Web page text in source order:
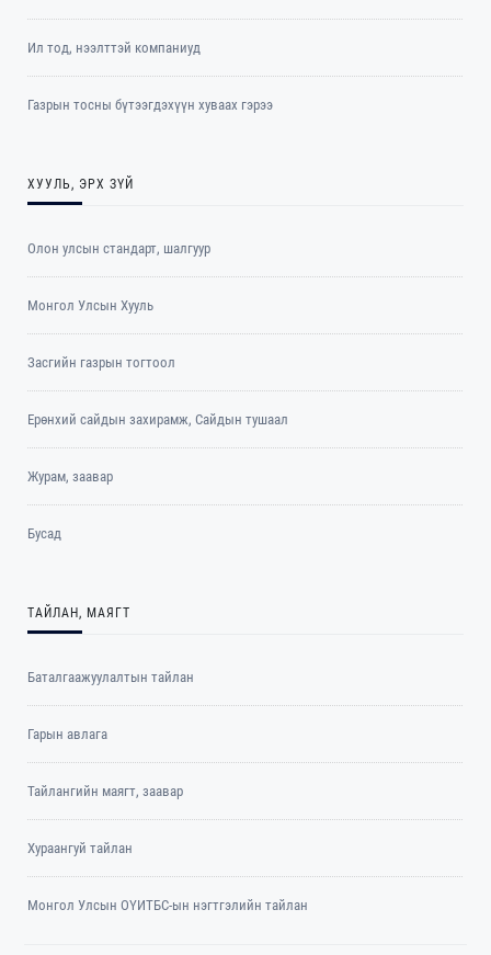
Ил тод, нээлттэй компаниуд
Газрын тосны бүтээгдэхүүн хуваах гэрээ
ХУУЛЬ, ЭРХ ЗҮЙ
Олон улсын стандарт, шалгуур
Монгол Улсын Хууль
Засгийн газрын тогтоол
Ерөнхий сайдын захирамж, Сайдын тушаал
Журам, заавар
Бусад
ТАЙЛАН, МАЯГТ
Баталгаажуулалтын тайлан
Гарын авлага
Тайлангийн маягт, заавар
Хураангуй тайлан
Монгол Улсын ОҮИТБС-ын нэгтгэлийн тайлан